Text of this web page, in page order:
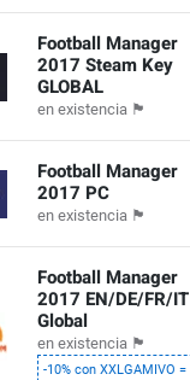
Football Manager
2017 Steam Key
GLOBAL
en existencia 🏴
Football Manager
2017 PC
en existencia 🏴
Football Manager
2017 EN/DE/FR/IT
Global
en existencia 🏴
-10% con XXLGAMIVO =